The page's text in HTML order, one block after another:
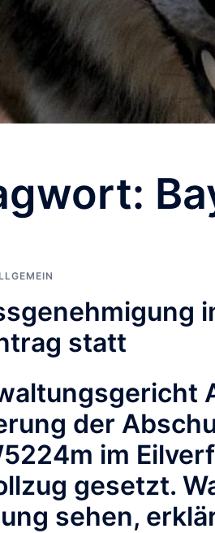
statt
der
im
gesetzt.
sehen,